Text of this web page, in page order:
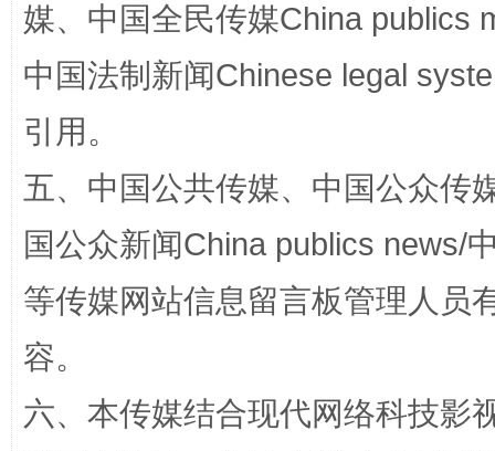
漫山遍野的桃花与雪山、麦地、白藏房
招工难、用工荒背后
媒、中国全民传媒China publics
中国法制新闻Chinese legal
引用。
五、中国公共传媒、中国公众传
国公众新闻China publics news/
等传媒网站信息留言板管理人员
容。
六、本传媒结合现代网络科技影